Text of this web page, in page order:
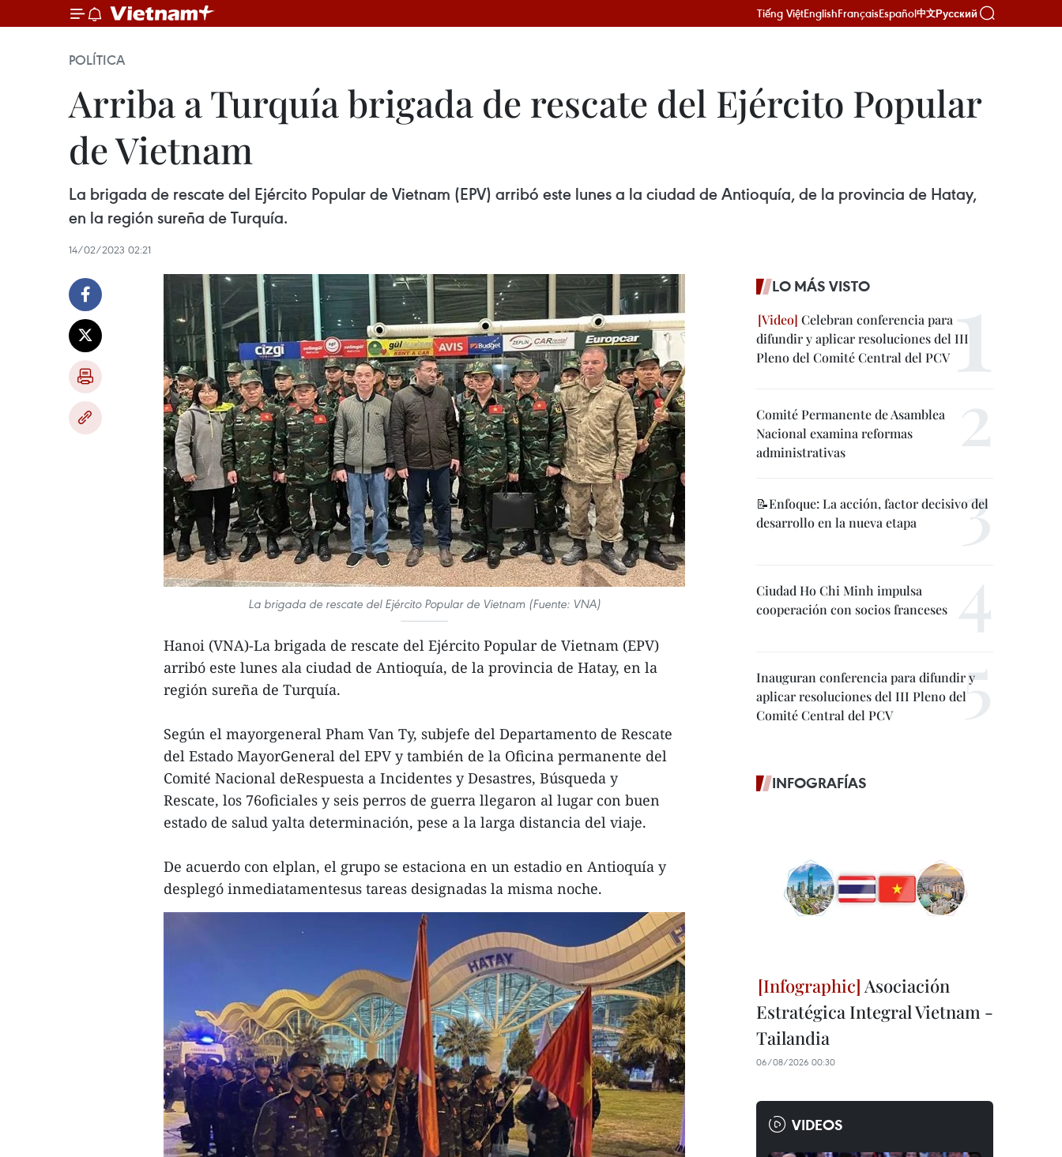
Tiếng ViệtEnglishFrançaisEspañol中文Русский
POLÍTICA
Arriba a Turquía brigada de rescate del Ejército Popular
de Vietnam
La brigada de rescate del Ejército Popular de Vietnam (EPV) arribó este lunes a la ciudad de Antioquía, de la provincia de Hatay,
en la región sureña de Turquía.
14/02/2023 02:21
La brigada de rescate del Ejército Popular de Vietnam (Fuente: VNA)
Hanoi (VNA)-La brigada de rescate del Ejército Popular de Vietnam (EPV)
arribó este lunes ala ciudad de Antioquía, de la provincia de Hatay, en la
región sureña de Turquía.
Según el mayorgeneral Pham Van Ty, subjefe del Departamento de Rescate
del Estado MayorGeneral del EPV y también de la Oficina permanente del
Comité Nacional deRespuesta a Incidentes y Desastres, Búsqueda y
Rescate, los 76oficiales y seis perros de guerra llegaron al lugar con buen
estado de salud yalta determinación, pese a la larga distancia del viaje.
De acuerdo con elplan, el grupo se estaciona en un estadio en Antioquía y
desplegó inmediatamentesus tareas designadas la misma noche.
LO MÁS VISTO
Celebran conferencia para
difundir y aplicar resoluciones del III
Pleno del Comité Central del PCV
Comité Permanente de Asamblea
Nacional examina reformas
administrativas
📝Enfoque: La acción, factor decisivo del
desarrollo en la nueva etapa
Ciudad Ho Chi Minh impulsa
cooperación con socios franceses
Inauguran conferencia para difundir y
aplicar resoluciones del III Pleno del
Comité Central del PCV
INFOGRAFÍAS
Asociación
Estratégica Integral Vietnam -
Tailandia
06/08/2026 00:30
VIDEOS